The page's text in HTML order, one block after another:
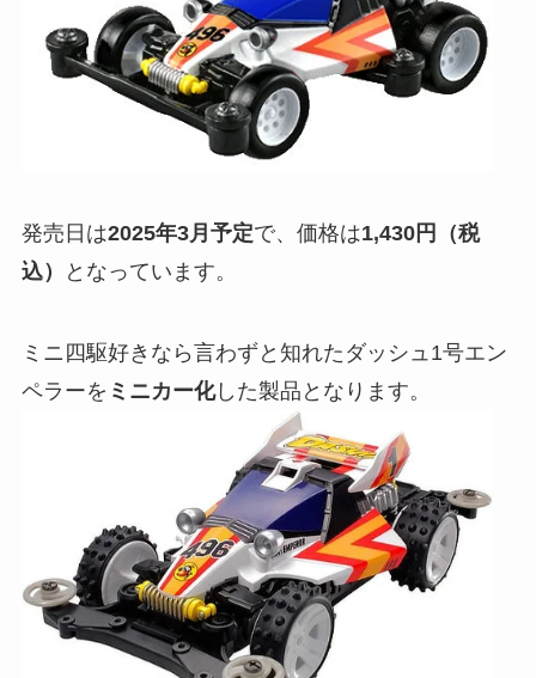
発売日は2025年3月予定で、価格は1,430円（税
込）
となっています。
ミニ四駆好きなら言わずと知れたダッシュ1号エン
ペラーを ミニカー化した製品となります。